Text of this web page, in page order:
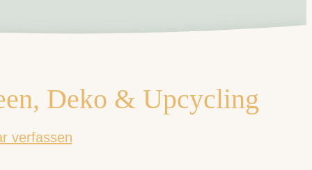
Deko & Upcycling
verfassen